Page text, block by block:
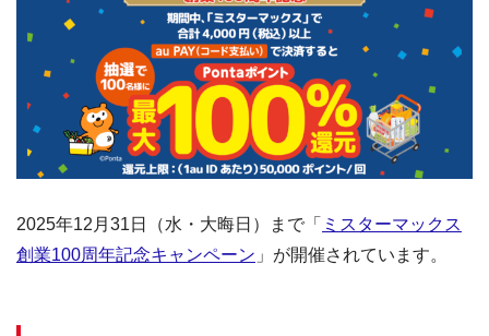
2025年12月31日（水・大晦日）まで「 ミスターマックス
創業100周年記念キャンペーン 」が開催されています。